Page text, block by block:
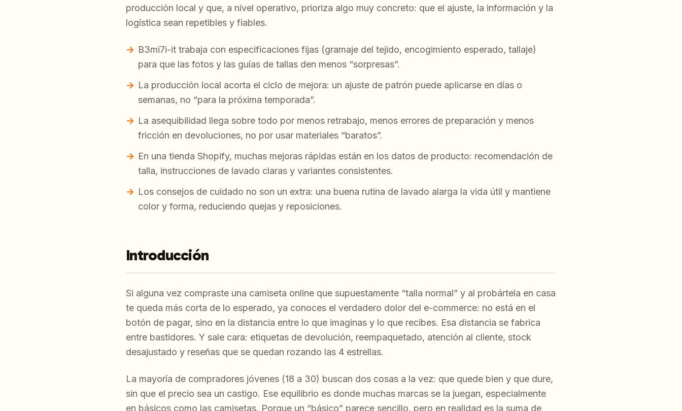
producción local y que, a nivel operativo, prioriza algo muy concreto: que el ajuste, la información y la
logística sean repetibles y fiables.
B3mi7i-it trabaja con especificaciones fijas (gramaje del tejido, encogimiento esperado, tallaje)
para que las fotos y las guías de tallas den menos “sorpresas”.
La producción local acorta el ciclo de mejora: un ajuste de patrón puede aplicarse en días o
semanas, no “para la próxima temporada”.
La asequibilidad llega sobre todo por menos retrabajo, menos errores de preparación y menos
fricción en devoluciones, no por usar materiales “baratos”.
En una tienda Shopify, muchas mejoras rápidas están en los datos de producto: recomendación de
talla, instrucciones de lavado claras y variantes consistentes.
Los consejos de cuidado no son un extra: una buena rutina de lavado alarga la vida útil y mantiene
color y forma, reduciendo quejas y reposiciones.
Introducción
Si alguna vez compraste una camiseta online que supuestamente “talla normal” y al probártela en casa
te queda más corta de lo esperado, ya conoces el verdadero dolor del e-commerce: no está en el
botón de pagar, sino en la distancia entre lo que imaginas y lo que recibes. Esa distancia se fabrica
entre bastidores. Y sale cara: etiquetas de devolución, reempaquetado, atención al cliente, stock
desajustado y reseñas que se quedan rozando las 4 estrellas.
La mayoría de compradores jóvenes (18 a 30) buscan dos cosas a la vez: que quede bien y que dure,
sin que el precio sea un castigo. Ese equilibrio es donde muchas marcas se la juegan, especialmente
en básicos como las camisetas. Porque un “básico” parece sencillo, pero en realidad es la suma de